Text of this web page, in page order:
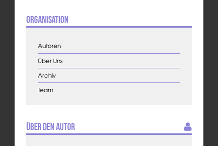
Organisation
Autoren
Über Uns
Archiv
Team
Über den Autor